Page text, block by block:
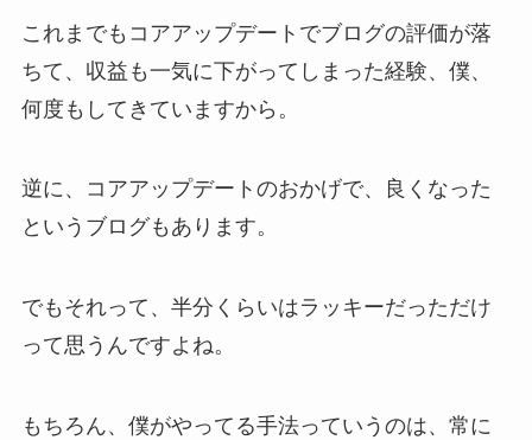
これまでもコアアップデートでブログの評価が落
ちて、収益も一気に下がってしまった経験、僕、
何度もしてきていますから。
逆に、コアアップデートのおかげで、良くなった
というブログもあります。
でもそれって、半分くらいはラッキーだっただけ
って思うんですよね。
もちろん、僕がやってる手法っていうのは、常に